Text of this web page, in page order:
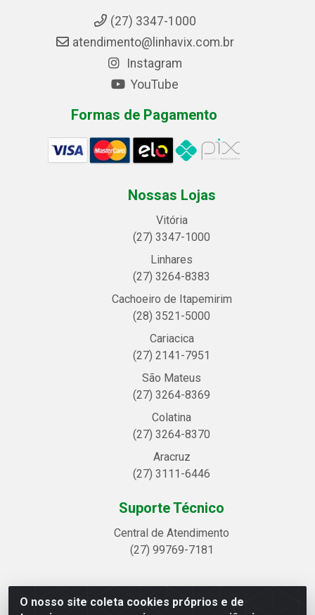
O nosso site coleta cookies próprios e de
(27) 3347-1000
atendimento@linhavix.com.br
Instagram
YouTube
Formas de Pagamento
Nossas Lojas
Vitória
(27) 3347-1000
Linhares
(27) 3264-8383
Cachoeiro de Itapemirim
(28) 3521-5000
Cariacica
(27) 2141-7951
São Mateus
(27) 3264-8369
Colatina
(27) 3264-8370
Aracruz
(27) 3111-6446
Suporte Técnico
Central de Atendimento
(27) 99769-7181
Linhavix Distribuidora LTDA - Avenida Alegre, 2521 -